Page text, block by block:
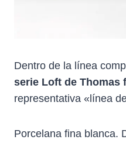
Dentro de la línea
serie Loft de Thomas
representativa «línea
Porcelana fina blanca.